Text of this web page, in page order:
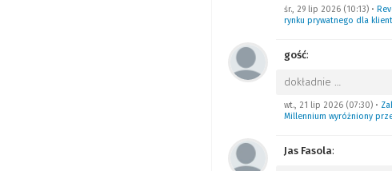
śr., 29 lip 2026 (10:13)•
rynku prywatnego dla
gość:
dokładnie …
wt., 21 lip 2026 (07:30)•
Millennium wyróżniony
Jas Fasola: